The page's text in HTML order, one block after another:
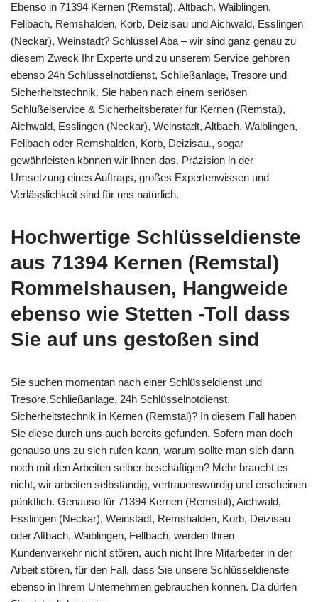
Ebenso in 71394 Kernen (Remstal), Altbach, Waiblingen,
Fellbach, Remshalden, Korb, Deizisau und Aichwald, Esslingen
(Neckar), Weinstadt? Schlüssel Aba – wir sind ganz genau zu
diesem Zweck Ihr Experte und zu unserem Service gehören
ebenso 24h Schlüsselnotdienst, Schließanlage, Tresore und
Sicherheitstechnik. Sie haben nach einem seriösen
Schlüßelservice & Sicherheitsberater für Kernen (Remstal),
Aichwald, Esslingen (Neckar), Weinstadt, Altbach, Waiblingen,
Fellbach oder Remshalden, Korb, Deizisau., sogar
gewährleisten können wir Ihnen das. Präzision in der
Umsetzung eines Auftrags, großes Expertenwissen und
Verlässlichkeit sind für uns natürlich.
Hochwertige Schlüsseldienste
aus 71394 Kernen (Remstal)
Rommelshausen, Hangweide
ebenso wie Stetten -Toll dass
Sie auf uns gestoßen sind
Sie suchen momentan nach einer Schlüsseldienst und
Tresore,Schließanlage, 24h Schlüsselnotdienst,
Sicherheitstechnik in Kernen (Remstal)? In diesem Fall haben
Sie diese durch uns auch bereits gefunden. Sofern man doch
genauso uns zu sich rufen kann, warum sollte man sich dann
noch mit den Arbeiten selber beschäftigen? Mehr braucht es
nicht, wir arbeiten selbständig, vertrauenswürdig und erscheinen
pünktlich. Genauso für 71394 Kernen (Remstal), Aichwald,
Esslingen (Neckar), Weinstadt, Remshalden, Korb, Deizisau
oder Altbach, Waiblingen, Fellbach, werden Ihren
Kundenverkehr nicht stören, auch nicht Ihre Mitarbeiter in der
Arbeit stören, für den Fall, dass Sie unsere Schlüsseldienste
ebenso in Ihrem Unternehmen gebrauchen können. Da dürfen